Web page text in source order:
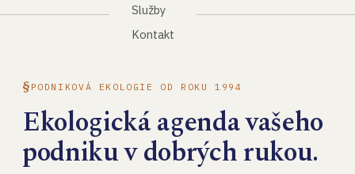
Služby
Kontakt
PODNIKOVÁ EKOLOGIE OD ROKU 1994
Ekologická agenda vašeho
podniku v dobrých rukou.